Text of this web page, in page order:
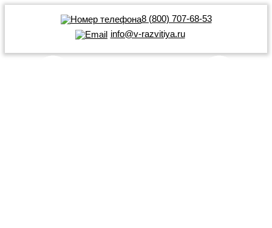
8 (800) 707-68-53
info@v-razvitiya.ru